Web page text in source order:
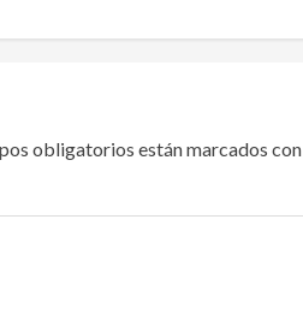
obligatorios están marcados con